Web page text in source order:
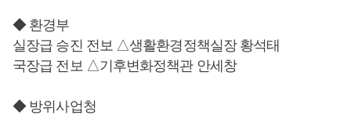
◆ 환경부
실장급 승진 전보 △생활환경정책실장 황석태
국장급 전보 △기후변화정책관 안세창
◆ 방위사업청